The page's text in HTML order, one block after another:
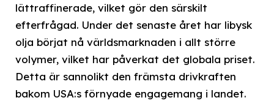
lättraffinerade, vilket gör den särskilt
efterfrågad. Under det senaste året har libysk
olja börjat nå världsmarknaden i allt större
volymer, vilket har påverkat det globala priset.
Detta är sannolikt den främsta drivkraften
bakom USA:s förnyade engagemang i landet.